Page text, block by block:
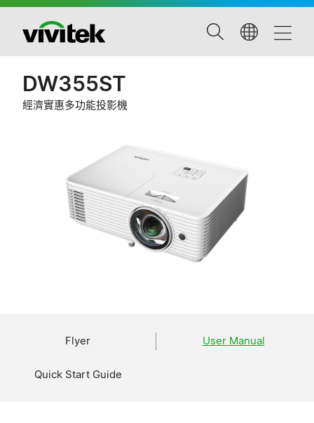
DW355ST
經濟實惠多功能投影機
Flyer User Manual
Quick Start Guide